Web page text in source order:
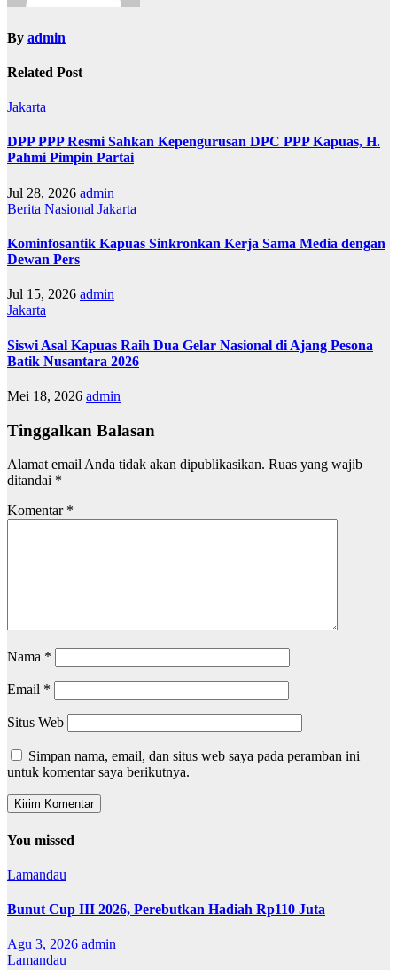
p
o
By admin
Related Post
Jakarta
DPP PPP Resmi Sahkan Kepengurusan DPC PPP Kapuas, H.
Pahmi Pimpin Partai
Jul 28, 2026 admin
Berita Nasional Jakarta
Kominfosantik Kapuas Sinkronkan Kerja Sama Media dengan
Dewan Pers
Jul 15, 2026 admin
Jakarta
Siswi Asal Kapuas Raih Dua Gelar Nasional di Ajang Pesona
Batik Nusantara 2026
Mei 18, 2026 admin
Tinggalkan Balasan
Alamat email Anda tidak akan dipublikasikan. Ruas yang wajib
ditandai *
Komentar *
Nama *
Email *
Situs Web
Simpan nama, email, dan situs web saya pada peramban ini
untuk komentar saya berikutnya.
You missed
Lamandau
Bunut Cup III 2026, Perebutkan Hadiah Rp110 Juta
Agu 3, 2026 admin
Lamandau